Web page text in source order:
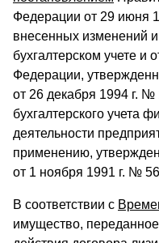
Федерации от 29 июня
внесенных изменений
бухгалтерском учете и
Федерации,
от 26 декабря 1994 г. №
бухгалтерского учета
деятельности
применению,
от 1 ноября 1991 г. №
В соответствии с
имущество, переданное